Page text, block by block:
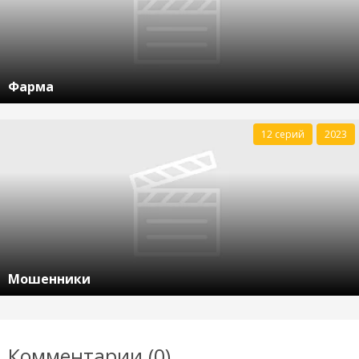
Фарма
Мошенники
12 серий 2023